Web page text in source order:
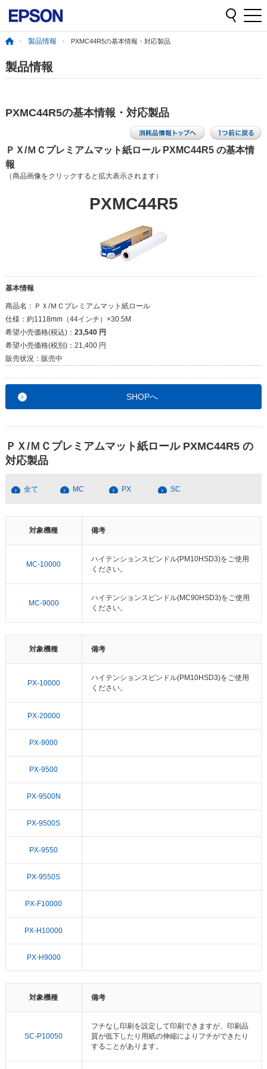
製品情報 PXMC44R5の基本情報・対応製品
製品情報
PXMC44R5の基本情報・対応製品
ＰＸ/ＭＣプレミアムマット紙ロール PXMC44R5 の基本情
報
（商品画像をクリックすると拡大表示されます）
PXMC44R5
基本情報
商品名： ＰＸ/ＭＣプレミアムマット紙ロール
仕様： 約1118mm（44インチ）×30.5M
希望小売価格(税込)： 23,540 円
希望小売価格(税別)： 21,400 円
販売状況： 販売中
SHOPへ
ＰＸ/ＭＣプレミアムマット紙ロール PXMC44R5 の
対応製品
全て MC PX SC
対象機種 備考
MC-10000
ハイテンションスピンドル(PM10HSD3)をご使用
ください。
MC-9000
ハイテンションスピンドル(MC90HSD3)をご使用
ください。
対象機種 備考
PX-10000
ハイテンションスピンドル(PM10HSD3)をご使用
ください。
PX-20000
PX-9000
PX-9500
PX-9500N
PX-9500S
PX-9550
PX-9550S
PX-F10000
PX-H10000
PX-H9000
対象機種 備考
SC-P10050
フチなし印刷を設定して印刷できますが、印刷品
質が低下したり用紙の伸縮によりフチができたり
することがあります。